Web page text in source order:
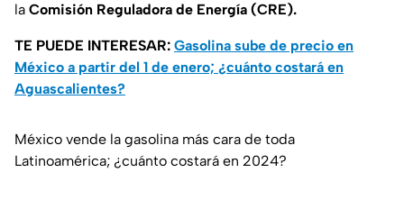
la Comisión Reguladora de Energía (CRE).
TE PUEDE INTERESAR: Gasolina sube de precio en
México a partir del 1 de enero; ¿cuánto costará en
Aguascalientes?
México vende la gasolina más cara de toda
Latinoamérica; ¿cuánto costará en 2024?